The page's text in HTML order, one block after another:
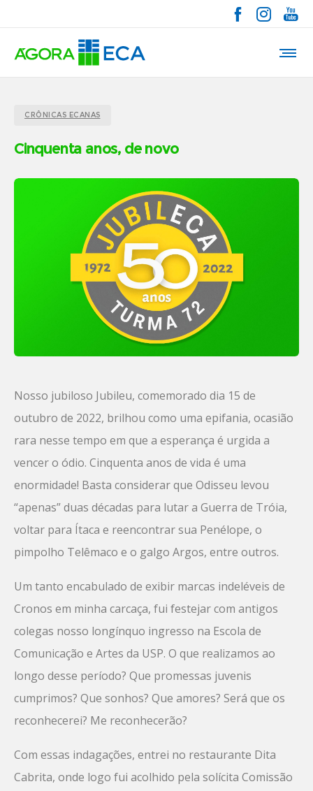
CRÔNICAS ECANAS
Cinquenta anos, de novo
Nosso jubiloso Jubileu, comemorado dia 15 de
outubro de 2022, brilhou como uma epifania, ocasião
rara nesse tempo em que a esperança é urgida a
vencer o ódio. Cinquenta anos de vida é uma
enormidade! Basta considerar que Odisseu levou
“apenas” duas décadas para lutar a Guerra de Tróia,
voltar para Ítaca e reencontrar sua Penélope, o
pimpolho Telêmaco e o galgo Argos, entre outros.
Um tanto encabulado de exibir marcas indeléveis de
Cronos em minha carcaça, fui festejar com antigos
colegas nosso longínquo ingresso na Escola de
Comunicação e Artes da USP. O que realizamos ao
longo desse período? Que promessas juvenis
cumprimos? Que sonhos? Que amores? Será que os
reconhecerei? Me reconhecerão?
Com essas indagações, entrei no restaurante Dita
Cabrita, onde logo fui acolhido pela solícita Comissão